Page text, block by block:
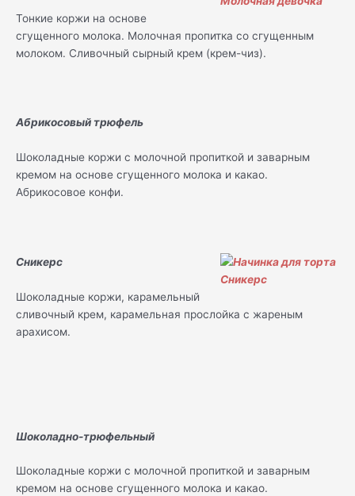
Тонкие коржи на основе
сгущенного молока. Молочная пропитка со сгущенным
молоком. Сливочный сырный крем (крем-чиз).
Абрикосовый трюфель
Шоколадные коржи с молочной пропиткой и заварным
кремом на основе сгущенного молока и какао.
Абрикосовое конфи.
Сникерс
Шоколадные коржи, карамельный
сливочный крем, карамельная прослойка с жареным
арахисом.
Шоколадно-трюфельный
Шоколадные коржи с молочной пропиткой и заварным
кремом на основе сгущенного молока и какао.